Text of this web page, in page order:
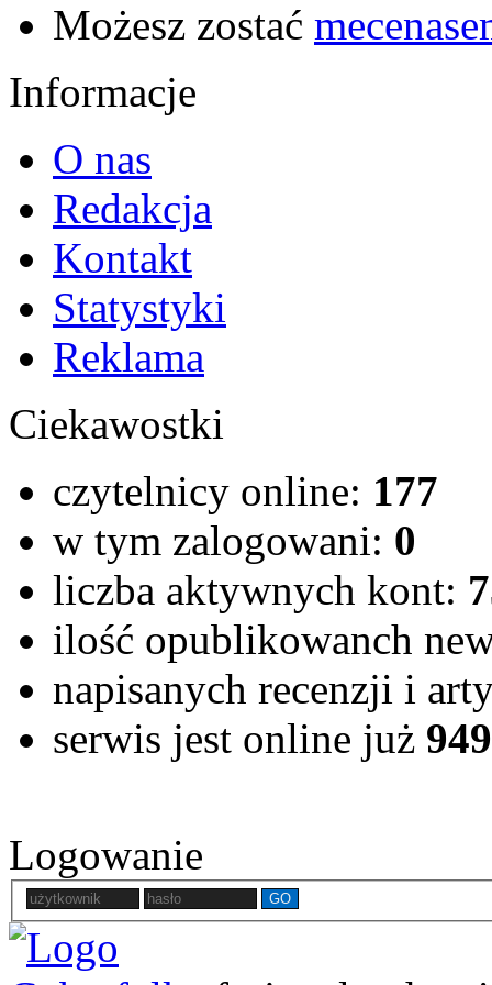
Możesz zostać
Informacje
O nas
Redakcja
Kontakt
Statystyki
Reklama
Ciekawostki
czytelnicy online: 177
w tym zalogowani: 0
liczba aktywnych kont:
ilość opublikowanch
napisanych recenzji i
serwis jest online już
Logowanie
GO